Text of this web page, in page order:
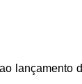
lançamento